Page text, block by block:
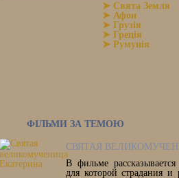
➤ Свята Земля
➤ Афон
➤ Грузія
➤ Греція
➤ Румунія
ФІЛЬМИ ЗА ТЕМОЮ
СВЯТАЯ
В фильме
для которой страдания